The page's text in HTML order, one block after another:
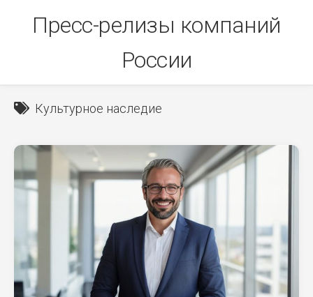
Пресс-релизы компаний
России
Культурное наследие